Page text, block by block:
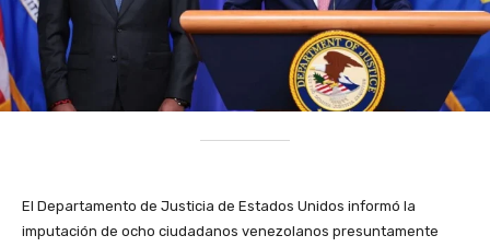
El Departamento de Justicia de Estados Unidos informó la
imputación de ocho ciudadanos venezolanos presuntamente